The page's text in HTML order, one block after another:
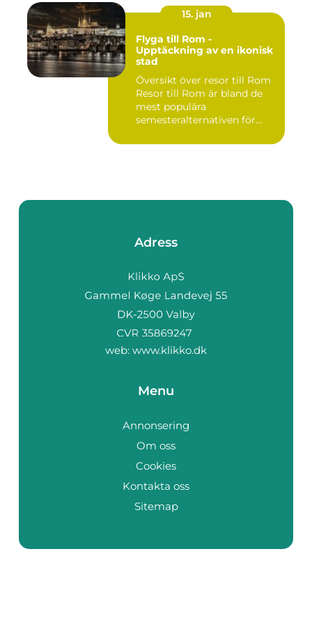
15. jan
Flyga till Rom -
Upptäckning av en ikonisk
stad
Översikt över resor till Rom
Resor till Rom är bland de
mest populära
semesteralternativen för
Adress
web: www.klikko.dk
Menu
Annonsering
Om oss
Cookies
Kontakta oss
Sitemap